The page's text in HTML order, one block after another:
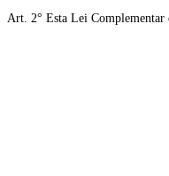
Art. 2° Esta Lei Complementar